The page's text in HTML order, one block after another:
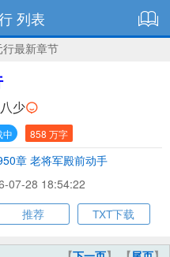
列表
行最新章节
少
中 858 万字
章 老将军殿前动手
07-28 18:54:22
推荐 TXT下载